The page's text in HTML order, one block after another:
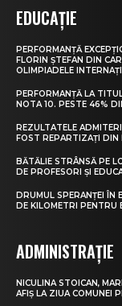
EDUCAȚIE
PERFORMANȚĂ
FLORIN ȘTEFAN DIN
OLIMPIADELE
PERFORMANȚĂ LA
NOTA 10. PESTE 46%
REZULTATELE
FOST REPARTIZAȚI DIN
BĂTĂLIE STRÂNSĂ PE
DE PROFESORI ȘI
DRUMUL SPERANȚEI ÎN
DE KILOMETRI PENTRU
ADMINISTRAȚIE
NICULINA STOICAN,
AFIȘ LA ZIUA COMUNEI